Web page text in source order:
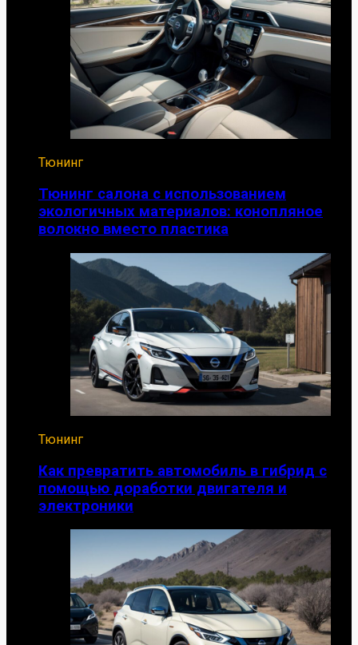
Тюнинг
Тюнинг салона с использованием
экологичных материалов: конопляное
волокно вместо пластика
Тюнинг
Как превратить автомобиль в гибрид с
помощью доработки двигателя и
электроники